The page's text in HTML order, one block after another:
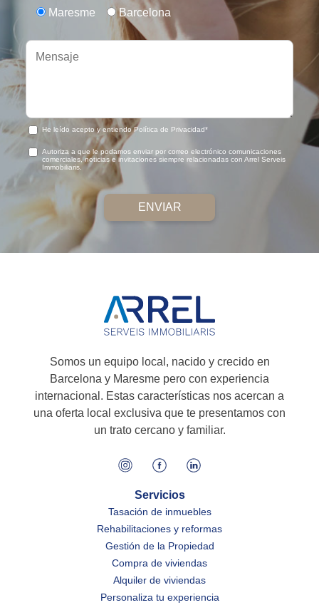
Maresme Barcelona
He leído acepto y entiendo Política de Privacidad*
Autoriza a que le podamos enviar por correo electrónico comunicaciones
comerciales, noticias e invitaciones siempre relacionadas con Arrel Serveis
Immobiliaris.
Somos un equipo local, nacido y crecido en
Barcelona y Maresme pero con experiencia
internacional. Estas características nos acercan a
una oferta local exclusiva que te presentamos con
un trato cercano y familiar.
Servicios
Tasación de inmuebles
Rehabilitaciones y reformas
Gestión de la Propiedad
Compra de viviendas
Alquiler de viviendas
Personaliza tu experiencia